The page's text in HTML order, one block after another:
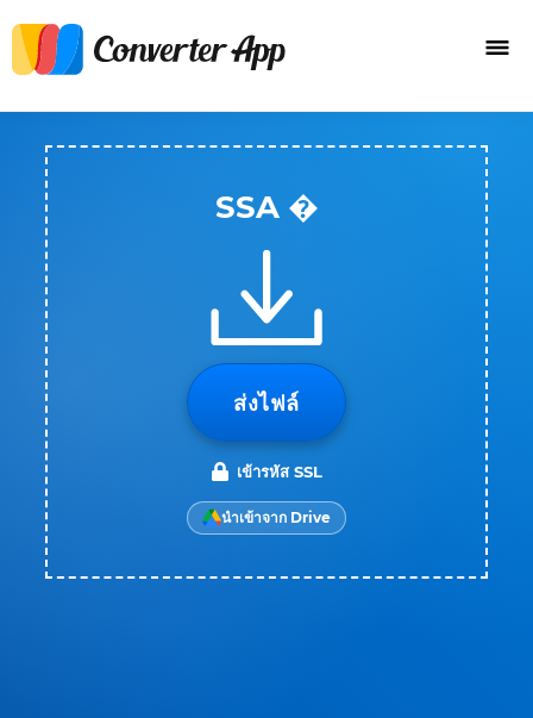
SSA �
ส่งไฟล์
เข้ารหัส SSL
นำเข้าจาก Drive